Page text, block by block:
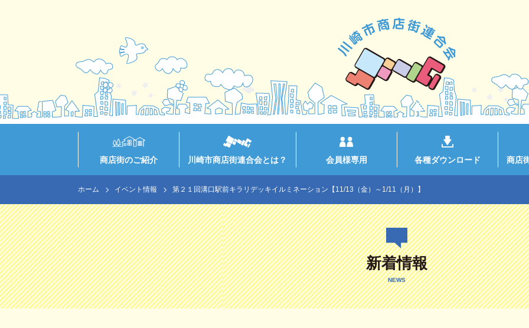
商店街のご紹介 川崎市商店街連合会とは？ 会員様専用 各種ダウンロード 商店
ホーム イベント情報 第２１回溝口駅前キラリデッキイルミネーション【11/13（金）～1/11（月）】
新着情報
NEWS